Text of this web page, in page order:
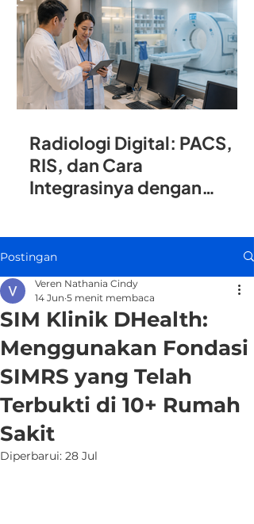
Radiologi Digital: PACS,
RIS, dan Cara
Integrasinya dengan
Postingan
SIM Klinik DHealth:
Menggunakan Fondasi
SIMRS yang Telah
Terbukti di 10+ Rumah
Sakit
Veren Nathania Cindy
14 Jun 5 menit membaca
Diperbarui: 28 Jul